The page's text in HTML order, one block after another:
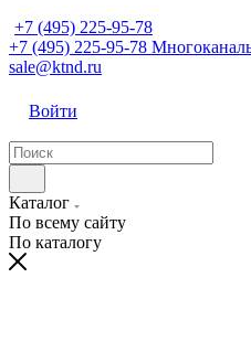
+7 (495) 225-95-78
+7 (495) 225-95-78
sale@ktnd.ru
Войти
Каталог
По всему сайту
По каталогу